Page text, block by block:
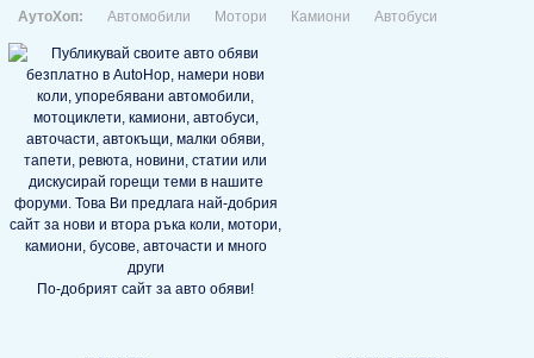
АутоХоп: Автомобили Мотори Камиони Автобуси
По-добрият сайт за авто обяви!